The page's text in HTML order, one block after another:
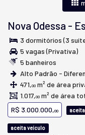
Nova Odessa -
3 dormitórios (3
5 vagas (Privativa)
5 banheiros
Alto Padrão -
471,00 m² de área
1.017,00 m² de área
R$ 3.000.000,00
aceita veículo